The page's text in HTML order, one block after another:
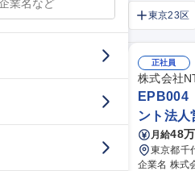
東京23区
正社員
株式会社
EPB004
ント法人
月給48
東京都千
企業名 株式会社ＮＴＴドコモ 求人名 EPB004